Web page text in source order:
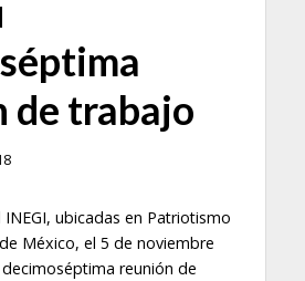
de trabajo
INEGI, ubicadas en Patriotismo
México, el 5 de noviembre
reunión de